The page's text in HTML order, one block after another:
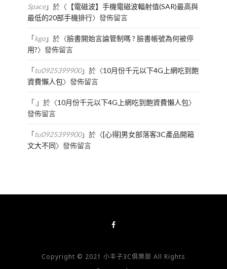
Space」於〈 【電磁波】手機電磁波輻射值(SAR)最高與
最低的20部手機排行〉發佈留言
「kgo」於〈臉書開始言論管制嗎 ? 臉書帳號為何被停
用?〉發佈留言
「tu0925399900」於〈10月份千元以下4G上網吃到飽
資費懶人包〉發佈留言
「.」於〈10月份千元以下4G上網吃到飽資費懶人包〉
發佈留言
「tu0925399900」於〈[心得]男女部落客3C產品開箱
文大不同〉發佈留言
Copyright © 2021 小丰子3C俱樂部 All Rights